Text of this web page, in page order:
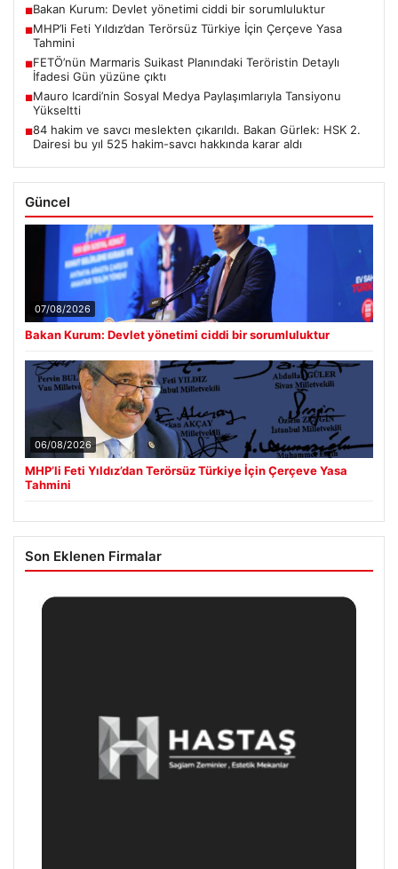
■Bakan Kurum: Devlet yönetimi ciddi bir sorumluluktur
■MHP’li Feti Yıldız’dan Terörsüz Türkiye İçin Çerçeve Yasa
Tahmini
■FETÖ’nün Marmaris Suikast Planındaki Teröristin Detaylı
İfadesi Gün yüzüne çıktı
■Mauro Icardi’nin Sosyal Medya Paylaşımlarıyla Tansiyonu
Yükseltti
■84 hakim ve savcı meslekten çıkarıldı. Bakan Gürlek: HSK 2.
Dairesi bu yıl 525 hakim-savcı hakkında karar aldı
Güncel
07/08/2026
Bakan Kurum: Devlet yönetimi ciddi bir sorumluluktur
06/08/2026
MHP’li Feti Yıldız’dan Terörsüz Türkiye İçin Çerçeve Yasa
Tahmini
Son Eklenen Firmalar